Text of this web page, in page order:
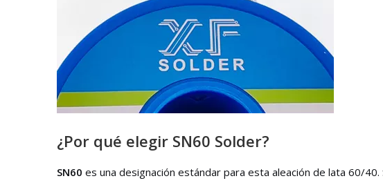
¿Por qué elegir SN60 Solder?
SN60 es una designación estándar para esta aleación de lata 60/